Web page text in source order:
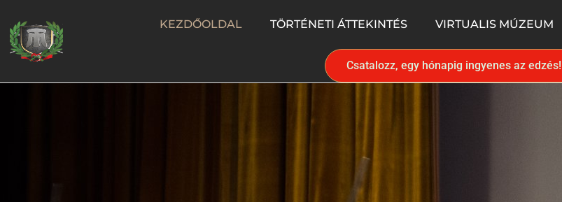
KEZDŐOLDAL TÖRTÉNETI ÁTTEKINTÉS VIRTUALIS MÚZEUM
Csatalozz, egy hónapig ingyenes az edzés!